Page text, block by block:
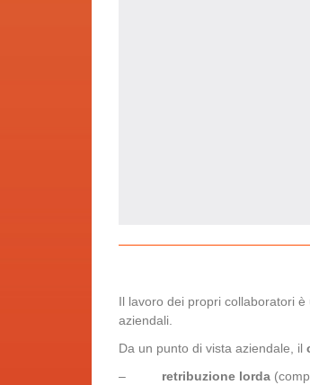
Il lavoro dei propri collaboratori è
aziendali.
Da un punto di vista aziendale, il
– retribuzione lorda